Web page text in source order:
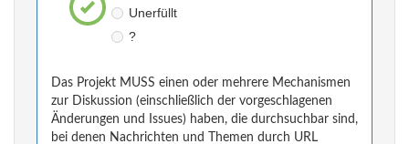
Unerfüllt
?
Das Projekt MUSS einen oder mehrere Mechanismen
zur Diskussion (einschließlich der vorgeschlagenen
Änderungen und Issues) haben, die durchsuchbar sind,
bei denen Nachrichten und Themen durch URL